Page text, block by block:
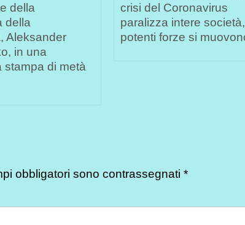
della
della
Aleksander
in una
stampa di metà
crisi del Coronavirus
paralizza intere società,
potenti forze si
obbligatori sono contrassegnati *